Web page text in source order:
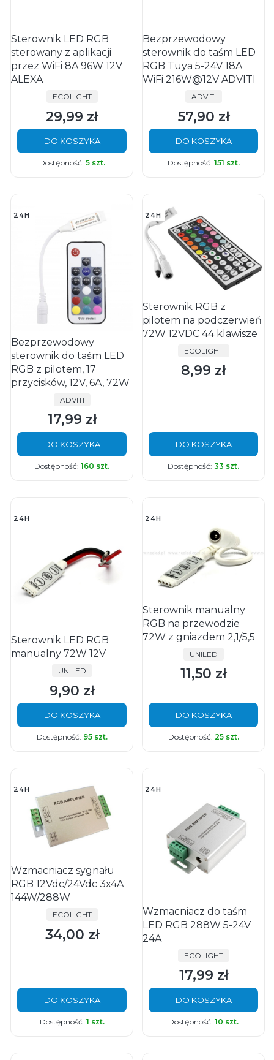
Sterownik LED RGB
sterowany z aplikacji
przez WiFi 8A 96W 12V
ALEXA
PRODUCENT
ECOLIGHT
Cena
29,99 zł
DO KOSZYKA
Dostępność: 5 szt.
Bezprzewodowy
sterownik do taśm LED
RGB Tuya 5-24V 18A
WiFi 216W@12V ADVITI
PRODUCENT
ADVITI
Cena
57,90 zł
DO KOSZYKA
Dostępność: 151 szt.
24H
Bezprzewodowy
sterownik do taśm LED
RGB z pilotem, 17
przycisków, 12V, 6A, 72W
PRODUCENT
ADVITI
Cena
17,99 zł
DO KOSZYKA
Dostępność: 160 szt.
24H
Sterownik RGB z
pilotem na podczerwień
72W 12VDC 44 klawisze
PRODUCENT
ECOLIGHT
Cena
8,99 zł
DO KOSZYKA
Dostępność: 33 szt.
24H
Sterownik LED RGB
manualny 72W 12V
PRODUCENT
UNILED
Cena
9,90 zł
DO KOSZYKA
Dostępność: 95 szt.
24H
Sterownik manualny
RGB na przewodzie
72W z gniazdem 2,1/5,5
PRODUCENT
UNILED
Cena
11,50 zł
DO KOSZYKA
Dostępność: 25 szt.
24H
Wzmacniacz sygnału
RGB 12Vdc/24Vdc 3x4A
144W/288W
PRODUCENT
ECOLIGHT
Cena
34,00 zł
DO KOSZYKA
Dostępność: 1 szt.
24H
Wzmacniacz do taśm
LED RGB 288W 5-24V
24A
PRODUCENT
ECOLIGHT
Cena
17,99 zł
DO KOSZYKA
Dostępność: 10 szt.